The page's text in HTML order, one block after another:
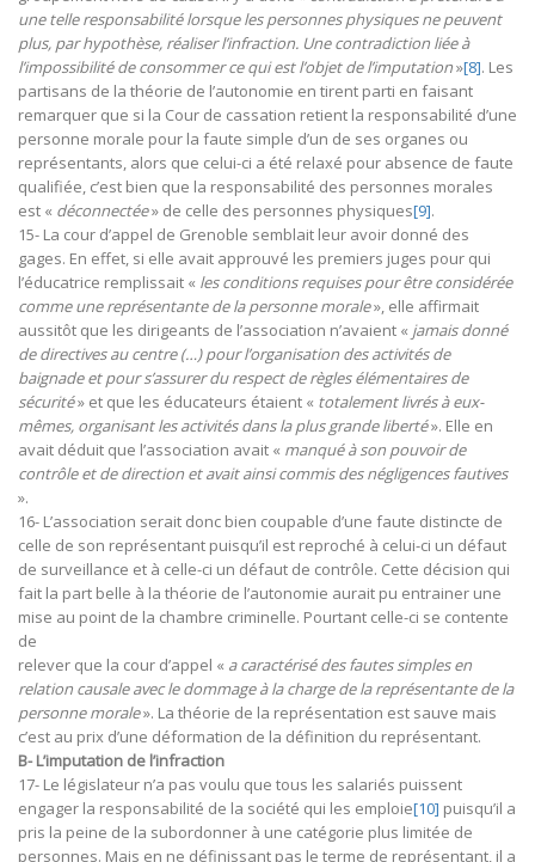
une telle responsabilité lorsque les personnes physiques ne peuvent
plus, par hypothèse, réaliser l’infraction. Une contradiction liée à
l’impossibilité de consommer ce qui est l’objet de l’imputation»[8]. Les
partisans de la théorie de l’autonomie en tirent parti en faisant
remarquer que si la Cour de cassation retient la responsabilité d’une
personne morale pour la faute simple d’un de ses organes ou
représentants, alors que celui-ci a été relaxé pour absence de faute
qualifiée, c’est bien que la responsabilité des personnes morales
est « déconnectée» de celle des personnes physiques[9].
15- La cour d’appel de Grenoble semblait leur avoir donné des
gages. En effet, si elle avait approuvé les premiers juges pour qui
l’éducatrice remplissait « les conditions requises pour être considérée
comme une représentante de la personne morale», elle affirmait
aussitôt que les dirigeants de l’association n’avaient « jamais donné
de directives au centre (…) pour l’organisation des activités de
baignade et pour s’assurer du respect de règles élémentaires de
sécurité» et que les éducateurs étaient « totalement livrés à eux-
mêmes, organisant les activités dans la plus grande liberté». Elle en
avait déduit que l’association avait « manqué à son pouvoir de
contrôle et de direction et avait ainsi commis des négligences fautives
».
16- L’association serait donc bien coupable d’une faute distincte de
celle de son représentant puisqu’il est reproché à celui-ci un défaut
de surveillance et à celle-ci un défaut de contrôle. Cette décision qui
fait la part belle à la théorie de l’autonomie aurait pu entrainer une
mise au point de la chambre criminelle. Pourtant celle-ci se contente
de
relever que la cour d’appel « a caractérisé des fautes simples en
relation causale avec le dommage à la charge de la représentante de la
personne morale». La théorie de la représentation est sauve mais
c’est au prix d’une déformation de la définition du représentant.
B- L’imputation de l’infraction
17- Le législateur n’a pas voulu que tous les salariés puissent
engager la responsabilité de la société qui les emploie[10] puisqu’il a
pris la peine de la subordonner à une catégorie plus limitée de
personnes. Mais en ne définissant pas le terme de représentant, il a